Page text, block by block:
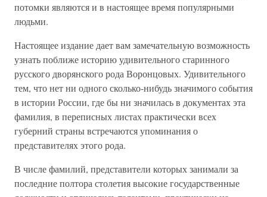
потомки являются и в настоящее время популярными
людьми.
Настоящее издание дает вам замечательную возможность
узнать поближе историю удивительного старинного
русского дворянского рода Воронцовых. Удивительного
тем, что нет ни одного сколько-нибудь значимого события
в истории России, где бы ни значилась в документах эта
фамилия, в переписных листах практически всех
губерний страны встречаются упоминания о
представителях этого рода.
В числе фамилий, представители которых занимали за
последние полтора столетия высокие государственные